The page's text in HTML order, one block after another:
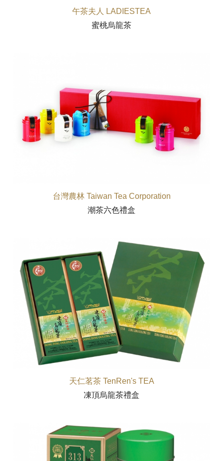
午茶夫人 LADIESTEA
蜜桃烏龍茶
台灣農林 Taiwan Tea Corporation
潮茶六色禮盒
天仁茗茶 TenRen's TEA
凍頂烏龍茶禮盒